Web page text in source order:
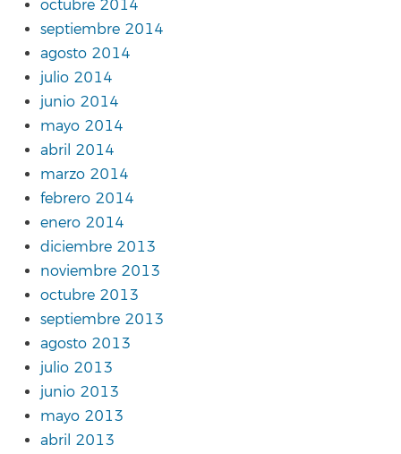
octubre 2014
septiembre 2014
agosto 2014
julio 2014
junio 2014
mayo 2014
abril 2014
marzo 2014
febrero 2014
enero 2014
diciembre 2013
noviembre 2013
octubre 2013
septiembre 2013
agosto 2013
julio 2013
junio 2013
mayo 2013
abril 2013